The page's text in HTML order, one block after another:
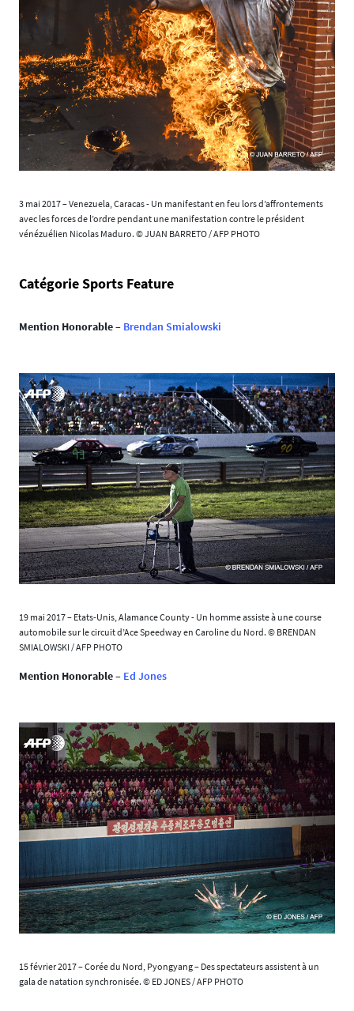
3 mai 2017 – Venezuela, Caracas - Un manifestant en feu lors d’affrontements
avec les forces de l’ordre pendant une manifestation contre le président
vénézuélien Nicolas Maduro. © JUAN BARRETO / AFP PHOTO
Catégorie Sports Feature
Mention Honorable– Brendan Smialowski
19 mai 2017 – Etats-Unis, Alamance County - Un homme assiste à une course
automobile sur le circuit d’Ace Speedway en Caroline du Nord. © BRENDAN
SMIALOWSKI / AFP PHOTO
Mention Honorable– Ed Jones
15 février 2017 – Corée du Nord, Pyongyang – Des spectateurs assistent à un
gala de natation synchronisée. © ED JONES / AFP PHOTO